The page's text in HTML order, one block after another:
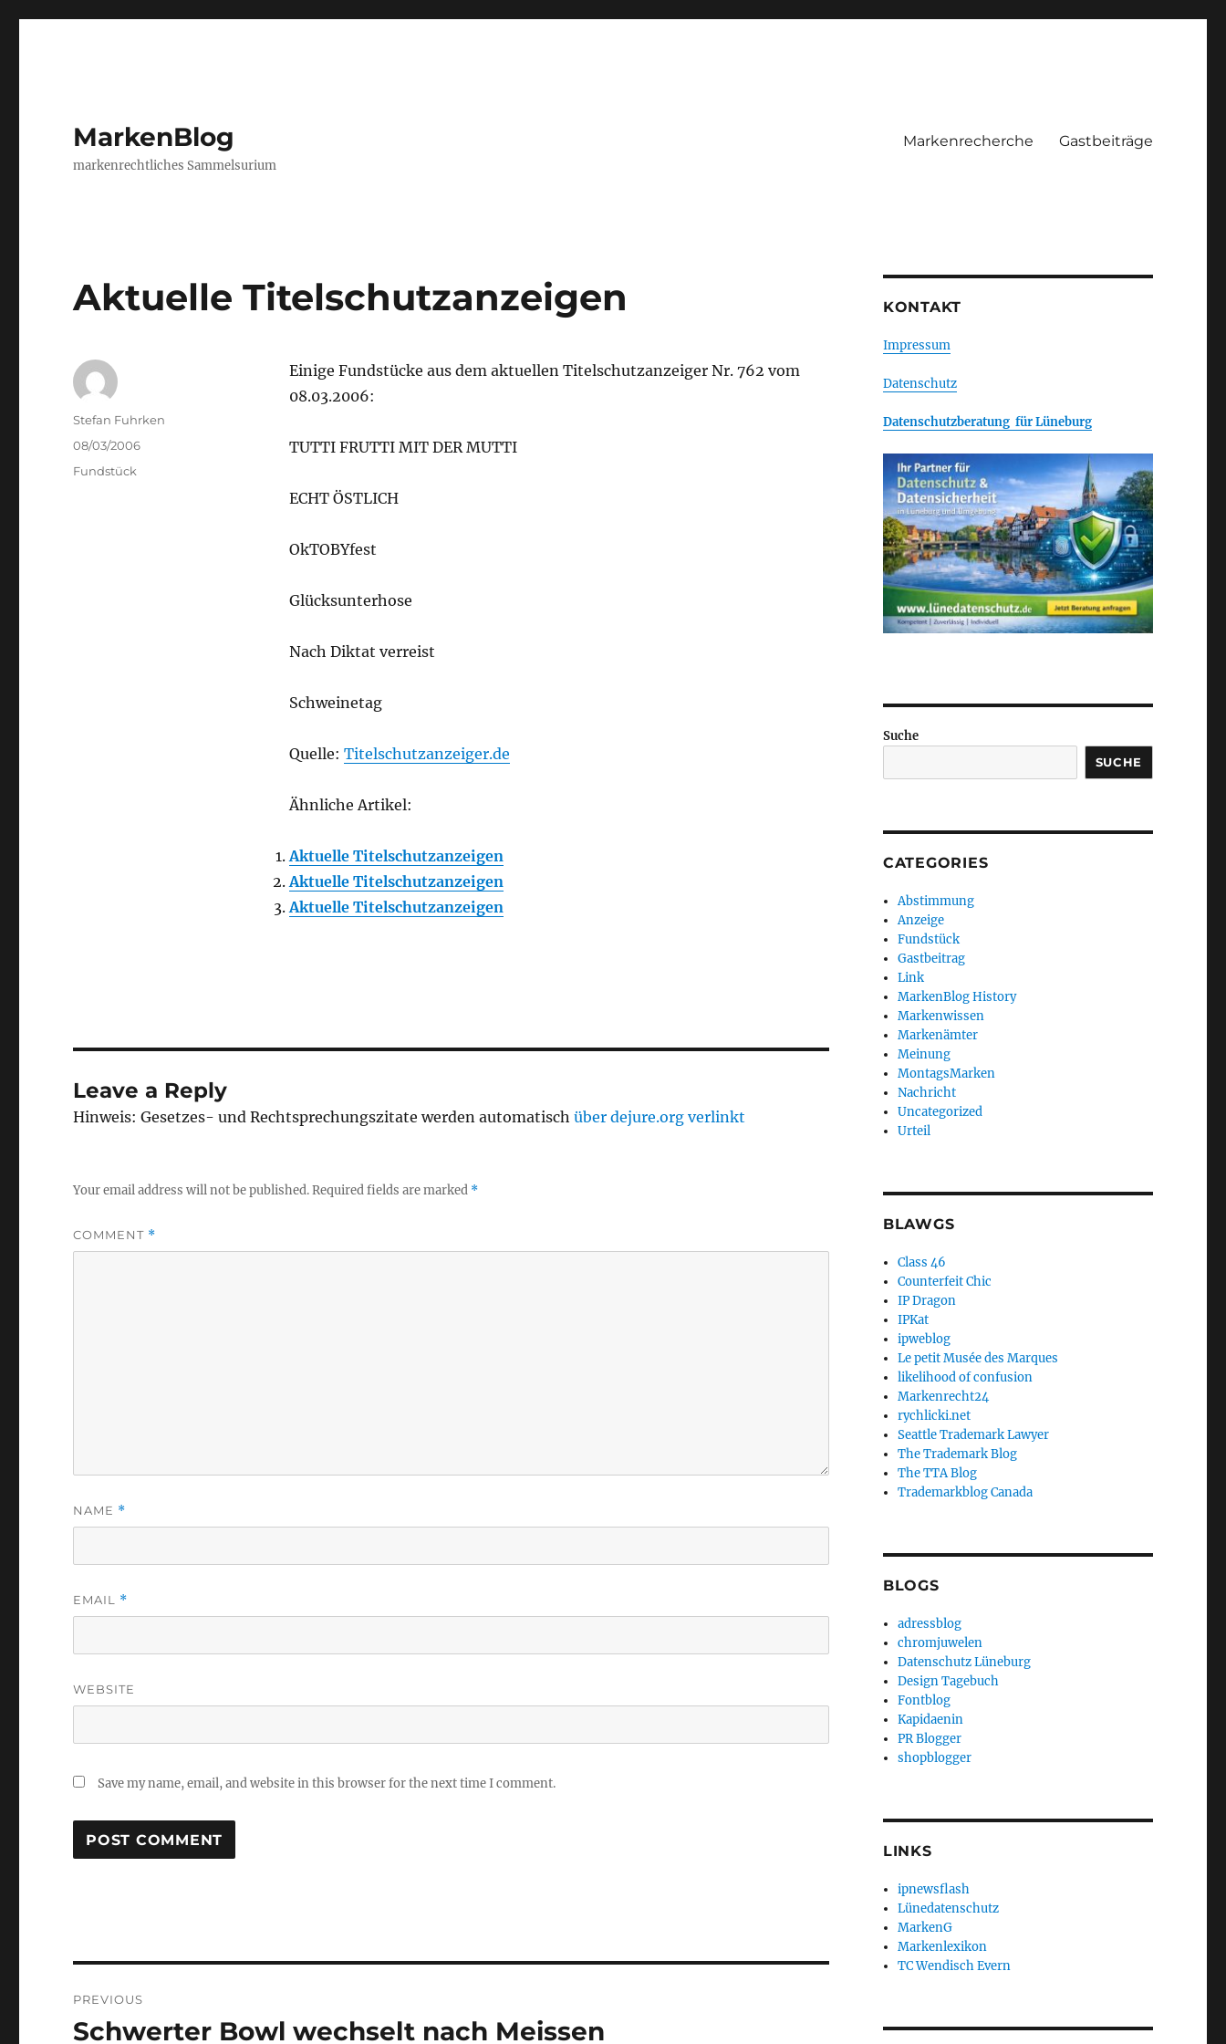
MarkenBlog
markenrechtliches Sammelsurium
Markenrecherche Gastbeiträge
Aktuelle Titelschutzanzeigen
Einige Fundstücke aus dem aktuellen Titelschutzanzeiger Nr. 762 vom
08.03.2006:
TUTTI FRUTTI MIT DER MUTTI
ECHT ÖSTLICH
OkTOBYfest
Glücksunterhose
Nach Diktat verreist
Schweinetag
Quelle: Titelschutzanzeiger.de
Ähnliche Artikel:
Aktuelle Titelschutzanzeigen
Aktuelle Titelschutzanzeigen
Aktuelle Titelschutzanzeigen
Author
Stefan Fuhrken
Posted
08/03/2006
Categories
Fundstück
Leave a Reply
Hinweis: Gesetzes- und Rechtsprechungszitate werden automatischüber dejure.org verlinkt
Your email address will not be published.Required fields are marked *
COMMENT *
NAME *
EMAIL *
WEBSITE
Save my name, email, and website in this browser for the next time I comment.
navigation
PREVIOUS
Previous
Schwerter Bowl wechselt nach Meissen
KONTAKT
Impressum
Datenschutz
Datenschutzberatung für Lüneburg
Suche
SUCHE
CATEGORIES
Abstimmung
Anzeige
Fundstück
Gastbeitrag
Link
MarkenBlog History
Markenwissen
Markenämter
Meinung
MontagsMarken
Nachricht
Uncategorized
Urteil
BLAWGS
Class 46
Counterfeit Chic
IP Dragon
IPKat
ipweblog
Le petit Musée des Marques
likelihood of confusion
Markenrecht24
rychlicki.net
Seattle Trademark Lawyer
The Trademark Blog
The TTA Blog
Trademarkblog Canada
BLOGS
adressblog
chromjuwelen
Datenschutz Lüneburg
Design Tagebuch
Fontblog
Kapidaenin
PR Blogger
shopblogger
LINKS
ipnewsflash
Lünedatenschutz
MarkenG
Markenlexikon
TC Wendisch Evern